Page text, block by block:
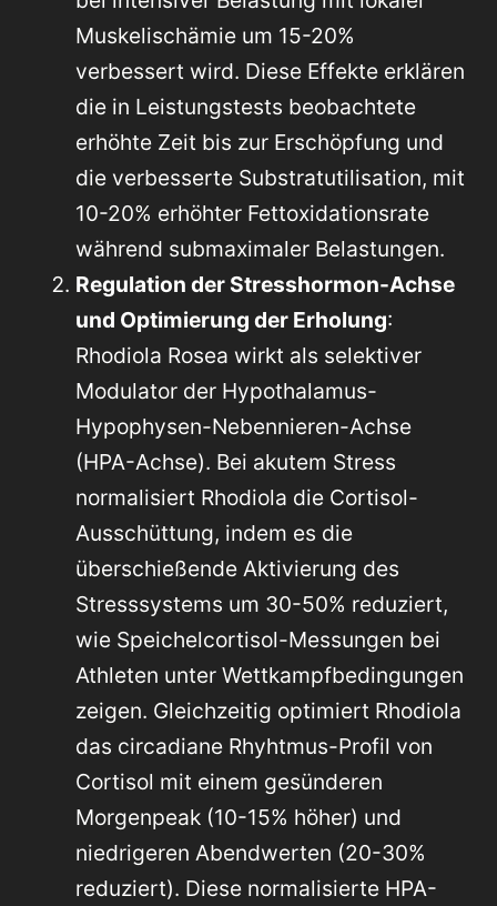
Muskelischämie um 15-20%
verbessert wird. Diese Effekte erklären
die in Leistungstests beobachtete
erhöhte Zeit bis zur Erschöpfung und
die verbesserte Substratutilisation, mit
10-20% erhöhter Fettoxidationsrate
während submaximaler Belastungen.
Regulation der Stresshormon-Achse
und Optimierung der Erholung:
Rhodiola Rosea wirkt als selektiver
Modulator der Hypothalamus-
Hypophysen-Nebennieren-Achse
(HPA-Achse). Bei akutem Stress
normalisiert Rhodiola die Cortisol-
Ausschüttung, indem es die
überschießende Aktivierung des
Stresssystems um 30-50% reduziert,
wie Speichelcortisol-Messungen bei
Athleten unter Wettkampfbedingungen
zeigen. Gleichzeitig optimiert Rhodiola
das circadiane Rhyhtmus-Profil von
Cortisol mit einem gesünderen
Morgenpeak (10-15% höher) und
niedrigeren Abendwerten (20-30%
reduziert). Diese normalisierte HPA-